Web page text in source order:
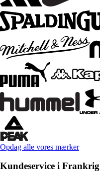
Opdag alle vores mærker
Kundeservice i Frankrig